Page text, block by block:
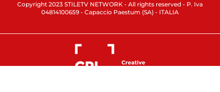
Copyright 2023 STILETV NETWORK - All rights reserved - P. Iva
04814100659 - Capaccio Paestum (SA) - ITALIA